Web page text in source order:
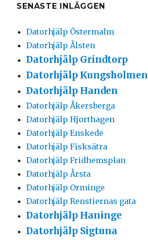
SENASTE INLÄGGEN
Datorhjälp Östermalm
Datorhjälp Ålsten
Datorhjälp Grindtorp
Datorhjälp Kungsholmen
Datorhjälp Handen
Datorhjälp Åkersberga
Datorhjälp Hjorthagen
Datorhjälp Enskede
Datorhjälp Fisksätra
Datorhjälp Fridhemsplan
Datorhjälp Årsta
Datorhjälp Orminge
Datorhjälp Renstiernas gata
Datorhjälp Haninge
Datorhjälp Sigtuna